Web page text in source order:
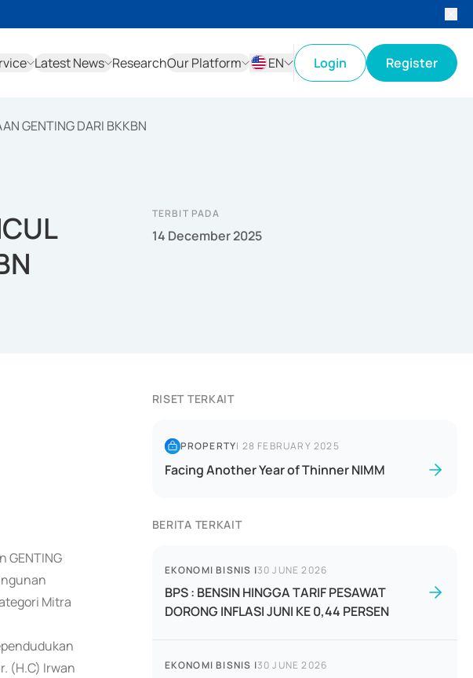
Latest News ResearchOur Platform
EN
Login Register
GENTING DARI BKKBN
TERBIT PADA
14 December 2025
GENTING
Mitra
(H.C) Irwan
RISET TERKAIT
PROPERTY| 28 FEBRUARY 2025
Facing Another Year of Thinner NIMM
BERITA TERKAIT
EKONOMI BISNIS |30 JUNE 2026
BPS : BENSIN HINGGA TARIF PESAWAT
DORONG INFLASI JUNI KE 0,44 PERSEN
EKONOMI BISNIS |30 JUNE 2026